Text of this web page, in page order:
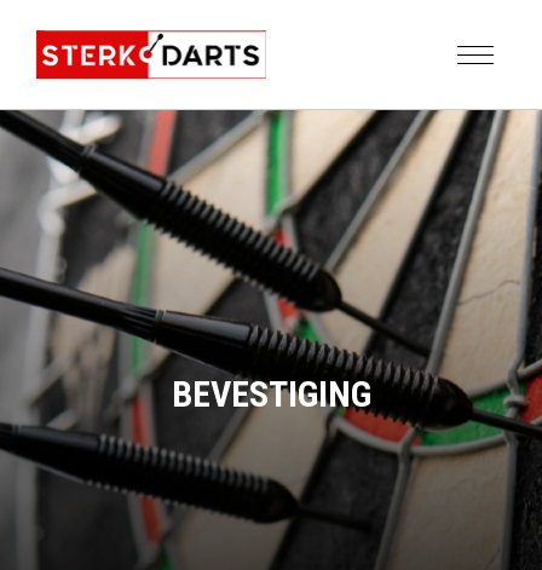
BEVESTIGING